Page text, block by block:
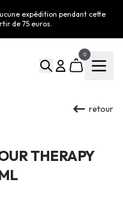
expédition pendant cette
de 75 euros.
0
retour
THERAPY